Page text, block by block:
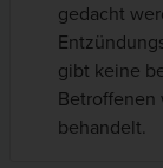
gedacht
gibt keine
Betroffenen
behandelt.